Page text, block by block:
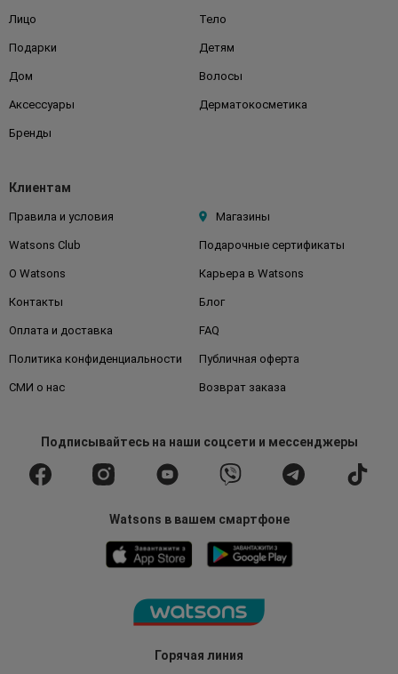
Горячая линия
Лицо Тело
Подарки Детям
Дом Волосы
Аксессуары Дерматокосметика
Бренды
Клиентам
Правила и условия Магазины
Watsons Club Подарочные сертификаты
О Watsons Карьера в Watsons
Контакты Блог
Оплата и доставка FAQ
Политика конфиденциальности Публичная оферта
СМИ о нас Возврат заказа
Подписывайтесьна наши соцсети и мессенджеры
Watsons в вашем смартфоне